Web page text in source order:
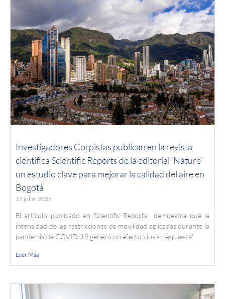
Investigadores Corpistas publican en la revista
científica Scientific Reports de la editorial ‘Nature’
un estudio clave para mejorar la calidad del aire en
Bogotá
15 julio, 2026
El artículo publicado en Scientific Reports demuestra que la
intensidad de las restricciones de movilidad aplicadas durante la
pandemia de COVID-19 generó un efecto ‘dosis-respuesta’
Leer Más